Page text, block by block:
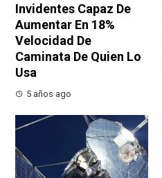
Invidentes Capaz De
Aumentar En 18%
Velocidad De
Caminata De Quien Lo
Usa
5 años ago